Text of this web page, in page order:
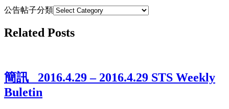
公告帖子分類
Related Posts
簡訊_ 2016.4.29 – 2016.4.29 STS Weekly
Buletin